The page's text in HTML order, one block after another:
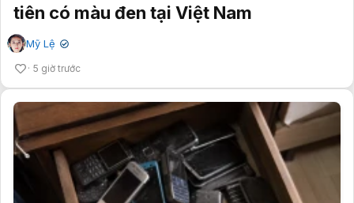
tiên có màu đen tại Việt Nam
Mỹ Lệ ✔
5 giờ trước